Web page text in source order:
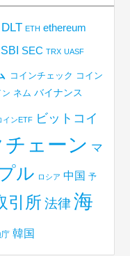
DLT ETH ethereum
SBI SEC TRX UASF
コインチェック コイン
ン ネム バイナンス
インETF ビットコイ
ェーン マ
ル ロシア 中国 予
引所 法律 海
庁 韓国